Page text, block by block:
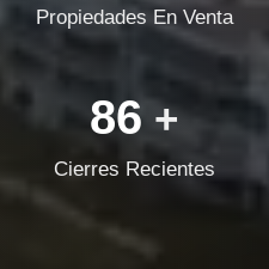
Propiedades En Venta
86 +
Cierres Recientes